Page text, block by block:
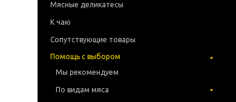
Мясные деликатесы
К чаю
Сопутствующие товары
Помощь с выбором
Мы рекомендуем
По видам мяса